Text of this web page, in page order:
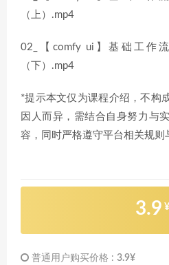
（上）.mp4
02_【comfy ui】基础工作
（下）.mp4
*提示本文仅为课程介绍，不构
因人而异，需结合自身努力与
容，同时严格遵守平台相关规则
3.9 ¥
普通用户购买价格 : 3.9¥